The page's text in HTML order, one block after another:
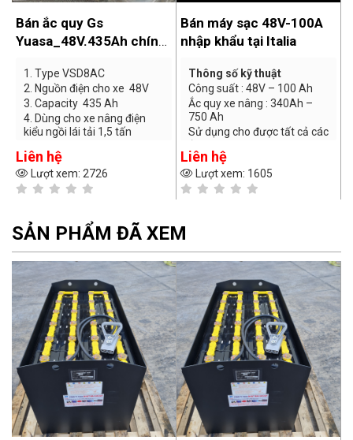
Bán máy sạc 48V-100A
nhập khẩu tại Italia
Thông số kỹ thuật
Công suất : 48V – 100 Ah
Ắc quy xe nâng : 340Ah –
750 Ah
Sử dụng cho được tất cả các
Nhà sản xuất : TCE – Italia
Liên hệ
Lượt xem: 1605
Phục chế ắc quy 72V-
700Ah cho khách
1. Điện áp: 72V
2. Dòng điện: 700Ah
3. Số sell: 36 sell
4. Dùng cho xe nâng điện 1,8
đến 2,5 tấn
Liên hệ
Lượt xem: 2687
SẢN PHẨM ĐÃ XEM